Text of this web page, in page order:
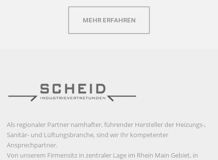
MEHR ERFAHREN
Als regionaler Partner namhafter, führender Hersteller der Heizungs-,
Sanitär- und Lüftungsbranche, sind wir Ihr kompetenter
Ansprechpartner.
Von unserem Firmensitz in zentraler Lage im Rhein Main Gebiet, in